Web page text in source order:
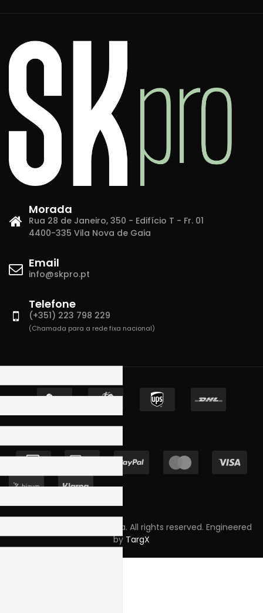
Morada
Rua 28 de Janeiro, 350 - Edifício T - Fr. 01
4400-335 Vila Nova de Gaia
Email
info@skpro.pt
Telefone
(+351) 223 798 229
(Chamada para a rede fixa nacional)
Copyright © 2023 Skpro, Lda. All rights reserved. Engineered
by TargX